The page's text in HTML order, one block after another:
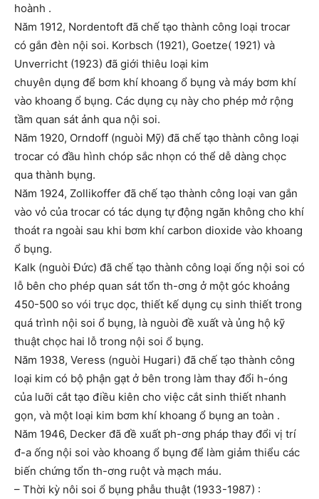
hoành .
Năm 1912, Nordentoft đã chế tạo thành công loại trocar
có gắn đèn nội soi. Korbsch (1921), Goetze( 1921) và
Unverricht (1923) đã giới thiêu loại kim
chuyên dụng để bơm khí khoang ổ bụng và máy bơm khí
vào khoang ổ bụng. Các dụng cụ này cho phép mở rộng
tầm quan sát ảnh qua nội soi.
Năm 1920, Orndoff (nguòi Mỹ) đã chế tạo thành công loại
trocar có đầu hình chóp sắc nhọn có thể dễ dàng chọc
qua thành bụng.
Năm 1924, Zollikoffer đã chế tạo thành công loại van gắn
vào vỏ của trocar có tác dụng tự động ngăn không cho khí
thoát ra ngoài sau khi bơm khí carbon dioxide vào khoang
ổ bụng.
Kalk (nguòi Đức) đã chế tạo thành công loại ống nội soi có
lỗ bên cho phép quan sát tổn th-ơng ở một góc khoảng
450-500 so vói trục dọc, thiết kế dụng cụ sinh thiết trong
quá trình nội soi ổ bụng, là nguòi đề xuất và ủng hộ kỹ
thuật chọc hai lỗ trong nội soi ổ bụng.
Năm 1938, Veress (nguòi Hugari) đã chế tạo thành công
loại kim có bộ phận gạt ở bên trong làm thay đổi h-óng
của luỡi cắt tạo điều kiên cho việc cắt sinh thiết nhanh
gọn, và một loại kim bơm khí khoang ổ bụng an toàn .
Năm 1946, Decker đã đề xuất ph-ơng pháp thay đổi vị trí
đ-a ống nội soi vào khoang ổ bụng để làm giảm thiểu các
biến chứng tổn th-ơng ruột và mạch máu.
– Thời kỳ nôi soi ổ bụng phẫu thuật (1933-1987) :